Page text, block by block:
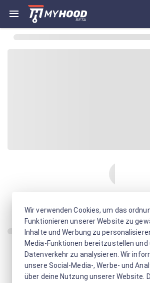
Wir verwenden Cookies, um das
Funktionieren unserer Website zu
Inhalte und Werbung zu
Media-Funktionen bereitzustellen und
Datenverkehr zu analysieren. Wir
unsere Social-Media-, Werbe- und
über deine Nutzung unserer Website.